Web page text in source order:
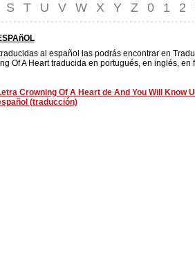
S T U V W X Y Z 0 1 2
al español las podrás encontrar en
Of A Heart traducida en portugués, en inglés, en
Crowning Of A Heart de And You Will Know
(traducción)